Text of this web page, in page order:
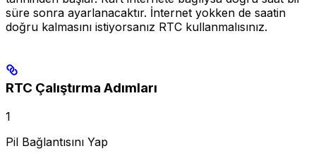
süre sonra ayarlanacaktır. İnternet yokken de saatin
doğru kalmasını istiyorsanız RTC kullanmalısınız.
RTC Çalıştırma Adımları
1
Pil Bağlantısını Yap